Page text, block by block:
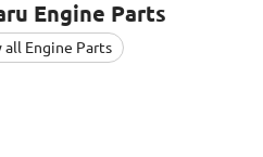
Engine Parts
all Engine Parts